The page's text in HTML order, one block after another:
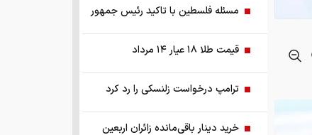
مسئله فلسطین با تاکید رئیس جمهور
قیمت طلا ۱۸ عیار ۱۴ مرداد
ترامپ درخواست زلنسکی را رد کرد
خرید دینار باقی‌مانده زائران اربعین